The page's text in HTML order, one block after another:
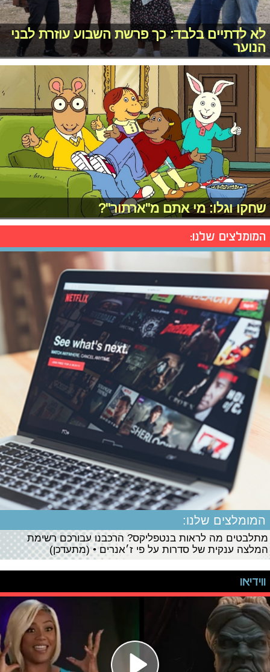
לא לדתיים בלבד: כך פרשת השבוע עוזרת לבני
הנוער
שחקו וגלו: מי אתם מ"ארתור"?
המומלצים שלנו:
המומלצים שלנו:
מתלבטים מה לראות בנטפליקס? הרכבנו עבורכם רשימת
המלצה ענקית של סדרות על פי ז׳אנרים • (מתעדכן)
ווידיאו